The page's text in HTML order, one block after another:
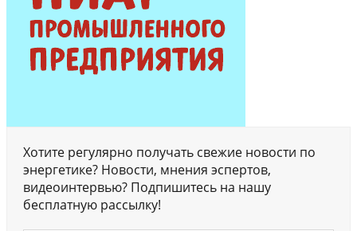
Хотите регулярно получать свежие новости по
энергетике? Новости, мнения эспертов,
видеоинтервью? Подпишитесь на нашу
бесплатную рассылку!